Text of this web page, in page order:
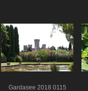
Gardasee 2018 0115